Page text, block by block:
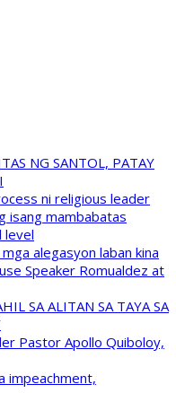
NG SANTOL, PATAY
ni religious leader
isang mambabatas
level
alegasyon laban kina
Speaker Romualdez at
SA ALITAN SA TAYA SA
Pastor Apollo Quiboloy,
impeachment,